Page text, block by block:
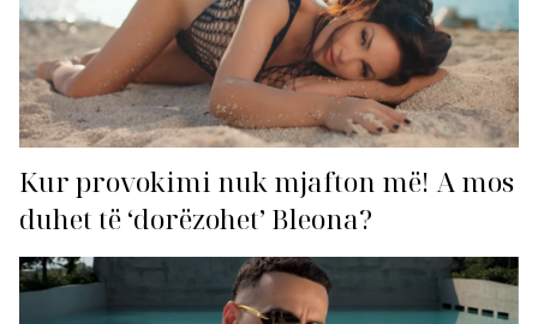
Kur provokimi nuk mjafton më! A mos
duhet të ‘dorëzohet’ Bleona?